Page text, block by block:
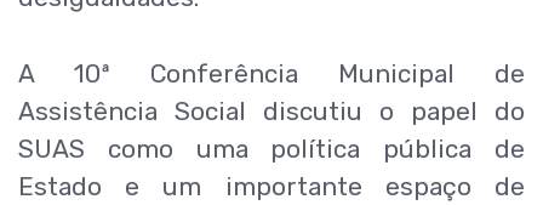
A 10ª Conferência Municipal de
Assistência Social discutiu o papel do
SUAS como uma política pública de
Estado e um importante espaço de